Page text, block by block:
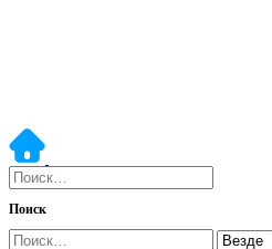
Поиск